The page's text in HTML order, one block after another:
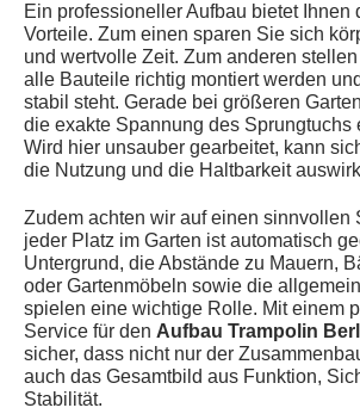
Ein professioneller Aufbau bietet Ihnen
Vorteile. Zum einen sparen Sie sich
und wertvolle Zeit. Zum anderen
alle Bauteile richtig montiert werden
stabil steht. Gerade bei größeren
die exakte Spannung des Sprungtuchs
Wird hier unsauber gearbeitet, kann
die Nutzung und die Haltbarkeit
Zudem achten wir auf einen sinnvollen
jeder Platz im Garten ist automatisch
Untergrund, die Abstände zu Mauern,
oder Gartenmöbeln sowie die
spielen eine wichtige Rolle. Mit einem
Service für den Aufbau Trampolin
sicher, dass nicht nur der
auch das Gesamtbild aus Funktion,
Stabilität.